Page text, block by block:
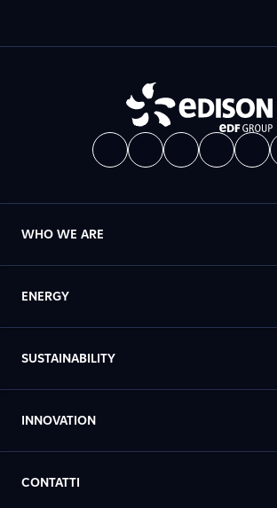
WHO WE ARE
ENERGY
SUSTAINABILITY
INNOVATION
CONTATTI